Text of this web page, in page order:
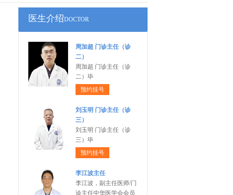
医生介绍DOCTOR
周加超 门诊主任（诊
二）
周加超 门诊主任（诊
二）毕
预约挂号
刘玉明 门诊主任（诊
三）
刘玉明 门诊主任（诊
三）毕
预约挂号
李江波主任
李江波，副主任医师/门
诊主任中华医学会会员